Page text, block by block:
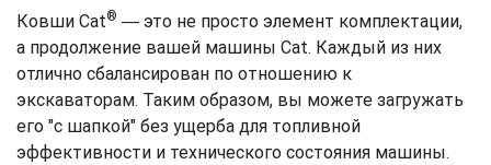
Ковши Cat® ― это не просто элемент комплектации,
а продолжение вашей машины Cat. Каждый из них
отлично сбалансирован по отношению к
экскаваторам. Таким образом, вы можете загружать
его "с шапкой" без ущерба для топливной
эффективности и технического состояния машины.